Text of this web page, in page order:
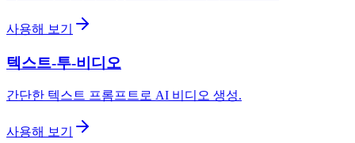
사용해 보기
텍스트-투-비디오
간단한 텍스트 프롬프트로 AI 비디오 생성.
사용해 보기